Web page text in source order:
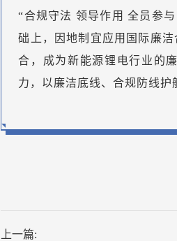
“合规守法 领导作用 全员参
础上，因地制宜应用国际廉
合，成为新能源锂电行业的
力，以廉洁底线、合规防线护
上一篇: